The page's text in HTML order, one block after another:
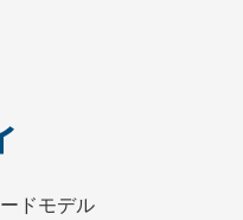
ドモデル